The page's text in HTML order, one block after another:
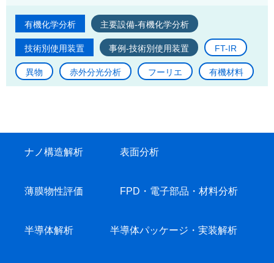
有機化学分析 主要設備-有機化学分析
技術別使用装置 事例-技術別使用装置 FT-IR
異物 赤外分光分析 フーリエ 有機材料
ナノ構造解析 表面分析
薄膜物性評価 FPD・電子部品・材料分析
半導体解析 半導体パッケージ・実装解析